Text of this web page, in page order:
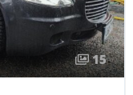
15